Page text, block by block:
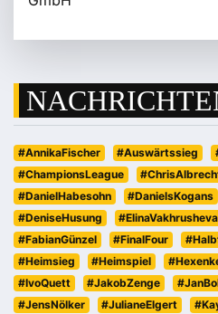
#AnnikaFischer #Auswärtssieg
#ChampionsLeague
#DanielHabesohn
#DanielsKogans
#DeniseHusung
#ElinaVakhrusheva
#FabianGünzel
#FinalFour
#Heimsieg
#Heimspiel
#IvoQuett
#JakobZenge
#JensNölker
#JulianeElgert